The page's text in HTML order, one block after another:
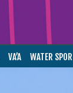
VA’A WATER